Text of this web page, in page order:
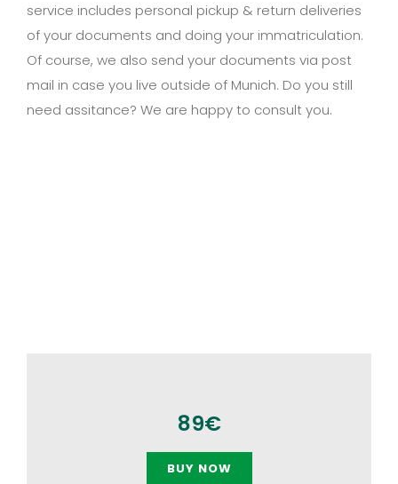
service includes personal pickup & return deliveries
of your documents and doing your immatriculation.
Of course, we also send your documents via post
mail in case you live outside of Munich. Do you still
need assitance? We are happy to consult you.
89€
BUY NOW